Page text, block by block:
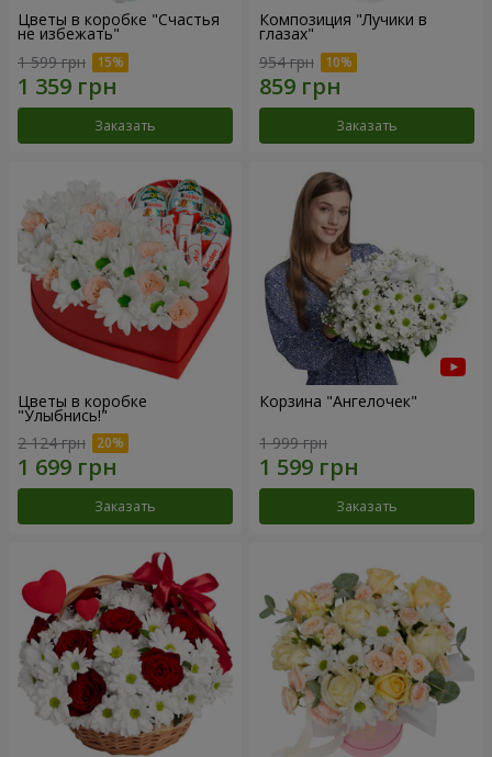
Цветы в коробке "Счастья
не избежать"
1 599 грн
Заказать
Композиция "Лучики в
глазах"
954 грн
Заказать
Цветы в коробке
"Улыбнись!"
2 124 грн
Заказать
Корзина "Ангелочек"
1 999 грн
Заказать